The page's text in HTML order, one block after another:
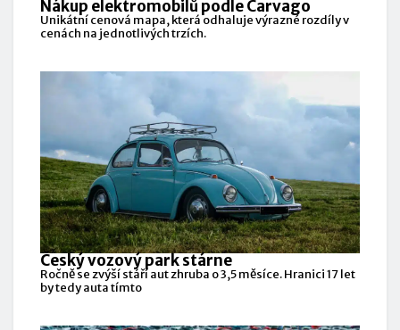
Nákup elektromobilů podle Carvago
Unikátní cenová mapa, která odhaluje výrazné rozdíly v
cenách na jednotlivých trzích.
Český vozový park stárne
Ročně se zvýší stáří aut zhruba o 3,5 měsíce. Hranici 17 let
by tedy auta tímto